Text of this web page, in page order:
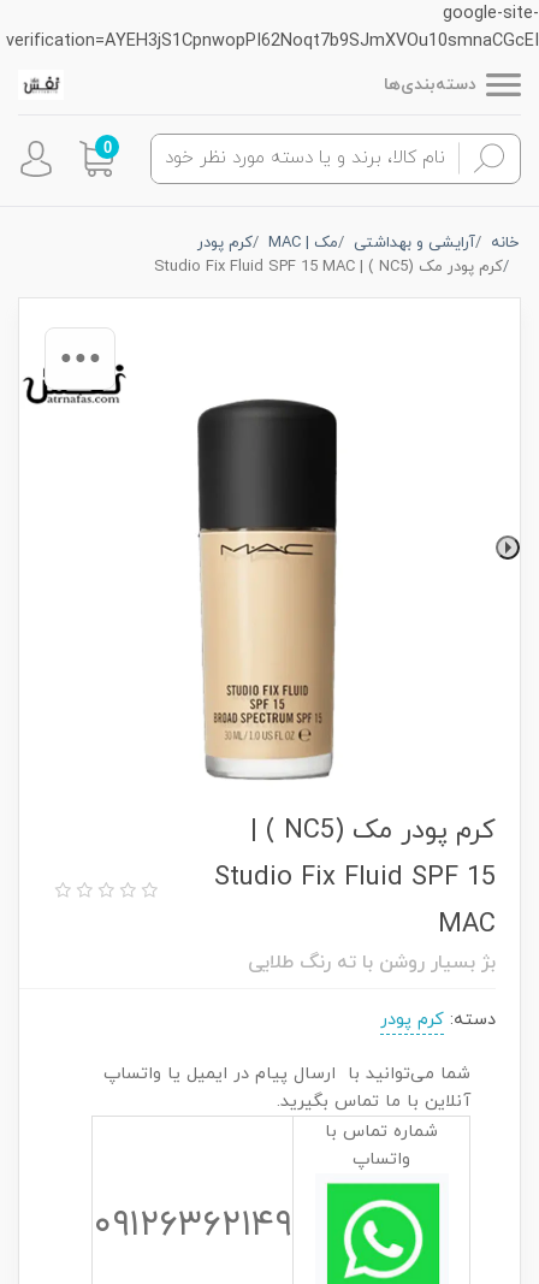
google-site-
verification=AYEH3jS1CpnwopPI62Noqt7b9SJmXVOu10smnaCGcEI
دسته‌بندی‌ها
0
خانه آرایشی و بهداشتی مک | MAC
کرم پودر
کرم پودر مک (NC5 ) | Studio Fix Fluid SPF 15 MAC
کرم پودر مک (NC5 ) |
Studio Fix Fluid SPF 15
MAC
بژ بسیار روشن با ته رنگ طلایی
دسته: کرم پودر
شما می‌توانید با ارسال پیام در ایمیل یا واتساپ
آنلاین با ما تماس بگیرید.
شماره تماس با
واتساپ
۰۹۱۲۶۳۶۲۱۴۹